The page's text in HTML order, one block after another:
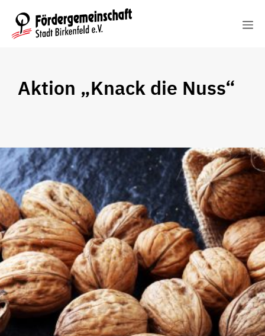
Inhalt
springen
Aktion „Knack die Nuss“